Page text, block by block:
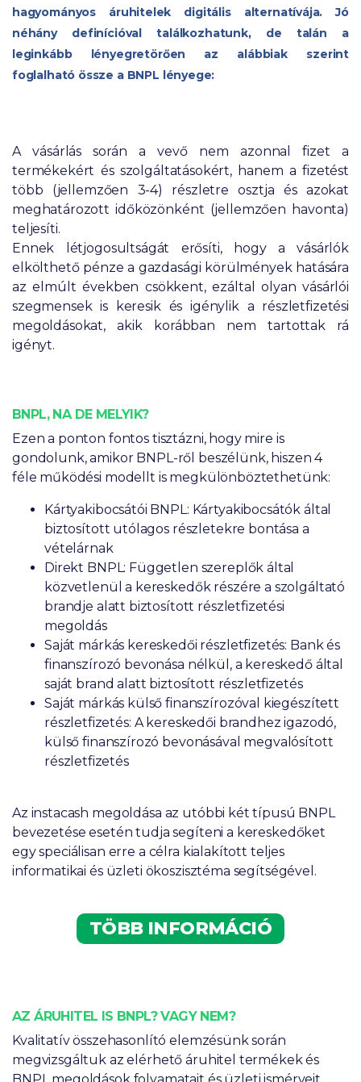
hagyományos áruhitelek digitális alternatívája. Jó
néhány definícióval találkozhatunk, de talán a
leginkább lényegretörően az alábbiak szerint
foglalható össze a BNPL lényege:
A vásárlás során a vevő nem azonnal fizet a
termékekért és szolgáltatásokért, hanem a fizetést
több (jellemzően 3-4) részletre osztja és azokat
meghatározott időközönként (jellemzően havonta)
teljesíti.
Ennek létjogosultságát erősíti, hogy a vásárlók
elkölthető pénze a gazdasági körülmények hatására
az elmúlt években csökkent, ezáltal olyan vásárlói
szegmensek is keresik és igénylik a részletfizetési
megoldásokat, akik korábban nem tartottak rá
igényt.
BNPL, NA DE MELYIK?
Ezen a ponton fontos tisztázni, hogy mire is
gondolunk, amikor BNPL-ről beszélünk, hiszen 4
féle működési modellt is megkülönböztethetünk:
Kártyakibocsátói BNPL: Kártyakibocsátók által
biztosított utólagos részletekre bontása a
vételárnak
Direkt BNPL: Független szereplők által
közvetlenül a kereskedők részére a szolgáltató
brandje alatt biztosított részletfizetési
megoldás
Saját márkás kereskedői részletfizetés: Bank és
finanszírozó bevonása nélkül, a kereskedő által
saját brand alatt biztosított részletfizetés
Saját márkás külső finanszírozóval kiegészített
részletfizetés: A kereskedői brandhez igazodó,
külső finanszírozó bevonásával megvalósított
részletfizetés
Az instacash megoldása az utóbbi két típusú BNPL
bevezetése esetén tudja segíteni a kereskedőket
egy speciálisan erre a célra kialakított teljes
informatikai és üzleti ökoszisztéma segítségével.
TÖBB INFORMÁCIÓ
AZ ÁRUHITEL IS BNPL? VAGY NEM?
Kvalitatív összehasonlító elemzésünk során
megvizsgáltuk az elérhető áruhitel termékek és